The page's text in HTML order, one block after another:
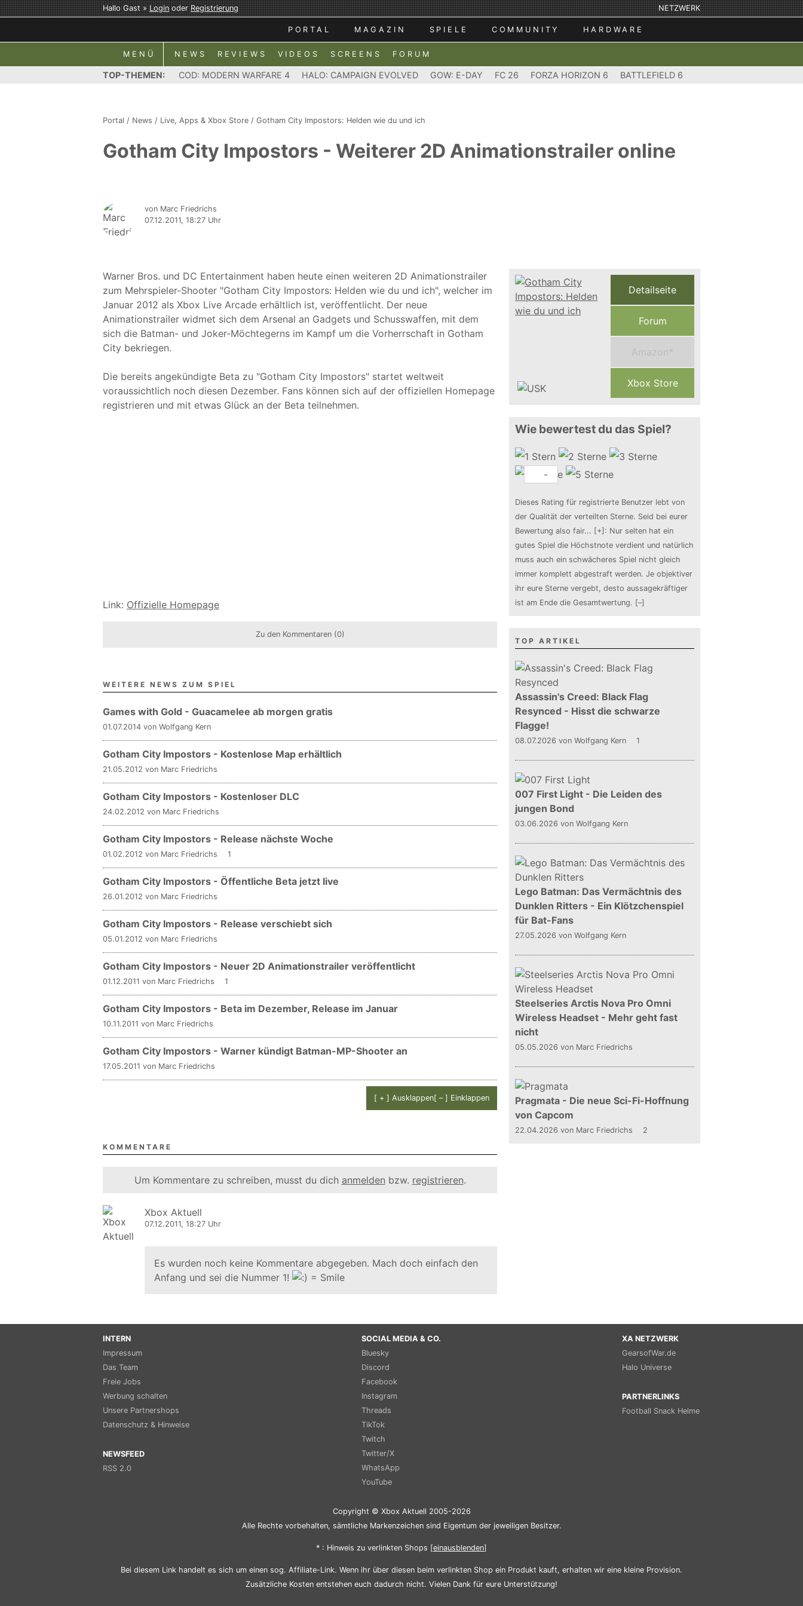
Hallo Gast »LoginoderRegistrierung NETZWERK
PORTAL MAGAZIN SPIELE COMMUNITY HARDWARE
MENÜ NEWS REVIEWS VIDEOS SCREENS FORUM
TOP-THEMEN: COD: MODERN WARFARE 4 HALO: CAMPAIGN EVOLVED GOW: E-DAY FC 26 FORZA HORIZON 6 BATTLEFIELD 6
Portal / News / Live, Apps & Xbox Store / Gotham City Impostors: Helden wie du und ich
Gotham City Impostors - Weiterer 2D Animationstrailer online
von Marc Friedrichs
07.12.2011, 18:27 Uhr
Warner Bros. und DC Entertainment haben heute einen weiteren 2D Animationstrailer
zum Mehrspieler-Shooter "Gotham City Impostors: Helden wie du und ich", welcher im
Januar 2012 als Xbox Live Arcade erhältlich ist, veröffentlicht. Der neue
Animationstrailer widmet sich dem Arsenal an Gadgets und Schusswaffen, mit dem
sich die Batman- und Joker-Möchtegerns im Kampf um die Vorherrschaft in Gotham
City bekriegen.
Die bereits angekündigte Beta zu "Gotham City Impostors" startet weltweit
voraussichtlich noch diesen Dezember. Fans können sich auf der offiziellen Homepage
registrieren und mit etwas Glück an der Beta teilnehmen.
Link: Offizielle Homepage
Zu den Kommentaren (0)
WEITERE NEWS ZUM SPIEL
Games with Gold - Guacamelee ab morgen gratis
01.07.2014 von Wolfgang Kern
Gotham City Impostors - Kostenlose Map erhältlich
21.05.2012 von Marc Friedrichs
Gotham City Impostors - Kostenloser DLC
24.02.2012 von Marc Friedrichs
Gotham City Impostors - Release nächste Woche
01.02.2012 von Marc Friedrichs 1
Gotham City Impostors - Öffentliche Beta jetzt live
26.01.2012 von Marc Friedrichs
Gotham City Impostors - Release verschiebt sich
05.01.2012 von Marc Friedrichs
Gotham City Impostors - Neuer 2D Animationstrailer veröffentlicht
01.12.2011 von Marc Friedrichs 1
Gotham City Impostors - Beta im Dezember, Release im Januar
10.11.2011 von Marc Friedrichs
Gotham City Impostors - Warner kündigt Batman-MP-Shooter an
17.05.2011 von Marc Friedrichs
[ + ] Ausklappen[ – ] Einklappen
KOMMENTARE
Um Kommentare zu schreiben, musst du dich anmelden bzw. registrieren.
Xbox Aktuell
07.12.2011, 18:27 Uhr
Es wurden noch keine Kommentare abgegeben. Mach doch einfach den
Anfang und sei die Nummer 1!
Detailseite
Forum
Amazon*
Xbox Store
Wie bewertest du das Spiel?
-
Dieses Rating für registrierte Benutzer lebt von
der Qualität der verteilten Sterne. Seid bei eurer
Bewertung also fair... [+] : Nur selten hat ein
gutes Spiel die Höchstnote verdient und natürlich
muss auch ein schwächeres Spiel nicht gleich
immer komplett abgestraft werden. Je objektiver
ihr eure Sterne vergebt, desto aussagekräftiger
ist am Ende die Gesamtwertung. [–]
TOP ARTIKEL
Assassin's Creed: Black Flag
Resynced - Hisst die schwarze
Flagge!
08.07.2026 von Wolfgang Kern 1
007 First Light - Die Leiden des
jungen Bond
03.06.2026 von Wolfgang Kern
Lego Batman: Das Vermächtnis des
Dunklen Ritters - Ein Klötzchenspiel
für Bat-Fans
27.05.2026 von Wolfgang Kern
Steelseries Arctis Nova Pro Omni
Wireless Headset - Mehr geht fast
nicht
05.05.2026 von Marc Friedrichs
Pragmata - Die neue Sci-Fi-Hoffnung
von Capcom
22.04.2026 von Marc Friedrichs 2
INTERN
Impressum
Das Team
Freie Jobs
Werbung schalten
Unsere Partnershops
Datenschutz & Hinweise
NEWSFEED
RSS 2.0
SOCIAL MEDIA & CO.
Bluesky
Discord
Facebook
Instagram
Threads
TikTok
Twitch
Twitter/X
WhatsApp
YouTube
XA NETZWERK
GearsofWar.de
Halo Universe
PARTNERLINKS
Football Snack Helme
Copyright © Xbox Aktuell 2005-2026
Alle Rechte vorbehalten, sämtliche Markenzeichen sind Eigentum der jeweiligen Besitzer.
* : Hinweis zu verlinkten Shops [einausblenden]
Bei diesem Link handelt es sich um einen sog. Affiliate-Link. Wenn ihr über diesen beim verlinkten Shop ein Produkt kauft, erhalten wir eine kleine Provision.
Zusätzliche Kosten entstehen euch dadurch nicht. Vielen Dank für eure Unterstützung!